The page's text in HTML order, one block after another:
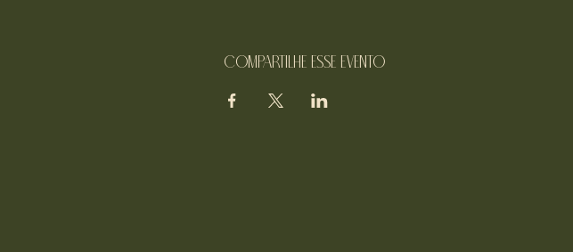
Compartilhe esse evento